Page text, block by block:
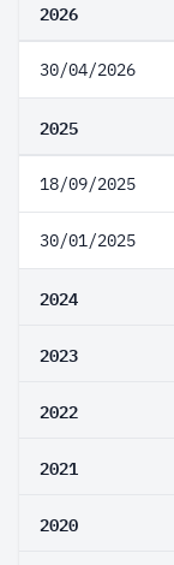
2026
30/04/2026
2025
18/09/2025
30/01/2025
2024
2023
2022
2021
2020